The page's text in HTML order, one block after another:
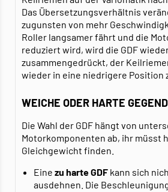
Das Übersetzungsverhältnis
zugunsten von mehr
Roller langsamer fährt und die
reduziert wird, wird die GDF
zusammengedrückt, der
wieder in eine niedrigere Position
WEICHE ODER HARTE
Die Wahl der GDF hängt von
Motorkomponenten ab, ihr müsst
Gleichgewicht finden.
Eine zu harte GDF kann sich
ausdehnen. Die